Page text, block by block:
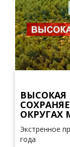
ВЫСОКАЯ
ОКРУГАХ
Экстренное
года